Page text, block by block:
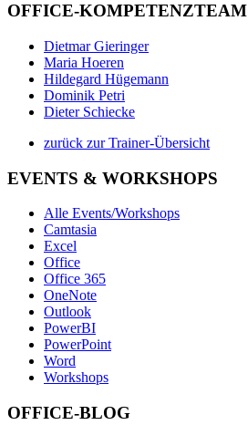
OFFICE-KOMPETENZTEAM
Dietmar Gieringer
Maria Hoeren
Hildegard Hügemann
Dominik Petri
Dieter Schiecke
zurück zur Trainer-Übersicht
EVENTS & WORKSHOPS
Alle Events/Workshops
Camtasia
Excel
Office
Office 365
OneNote
Outlook
PowerBI
PowerPoint
Word
Workshops
OFFICE-BLOG